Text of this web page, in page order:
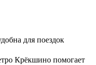
для поездок
Крёкшино помогает